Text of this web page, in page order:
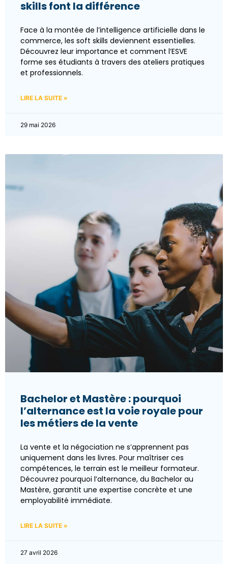
skills font la différence
Face à la montée de l’intelligence artificielle dans le
commerce, les soft skills deviennent essentielles.
Découvrez leur importance et comment l’ESVE
forme ses étudiants à travers des ateliers pratiques
et professionnels.
LIRE LA SUITE »
29 mai 2026
Bachelor et Mastère : pourquoi
l’alternance est la voie royale pour
les métiers de la vente
La vente et la négociation ne s’apprennent pas
uniquement dans les livres. Pour maîtriser ces
compétences, le terrain est le meilleur formateur.
Découvrez pourquoi l’alternance, du Bachelor au
Mastère, garantit une expertise concrète et une
employabilité immédiate.
LIRE LA SUITE »
27 avril 2026